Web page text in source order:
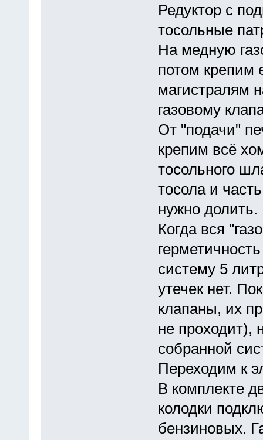
Редуктор с
тосольные
На медную
потом крепим
магистралям
газовому
От "подачи"
крепим всё
тосольного
тосола и
нужно долить.
Когда вся
систему 5
утечек нет.
клапаны, их
не проходит),
собранной
Переходим к
В комплекте
колодки
бензиновых.